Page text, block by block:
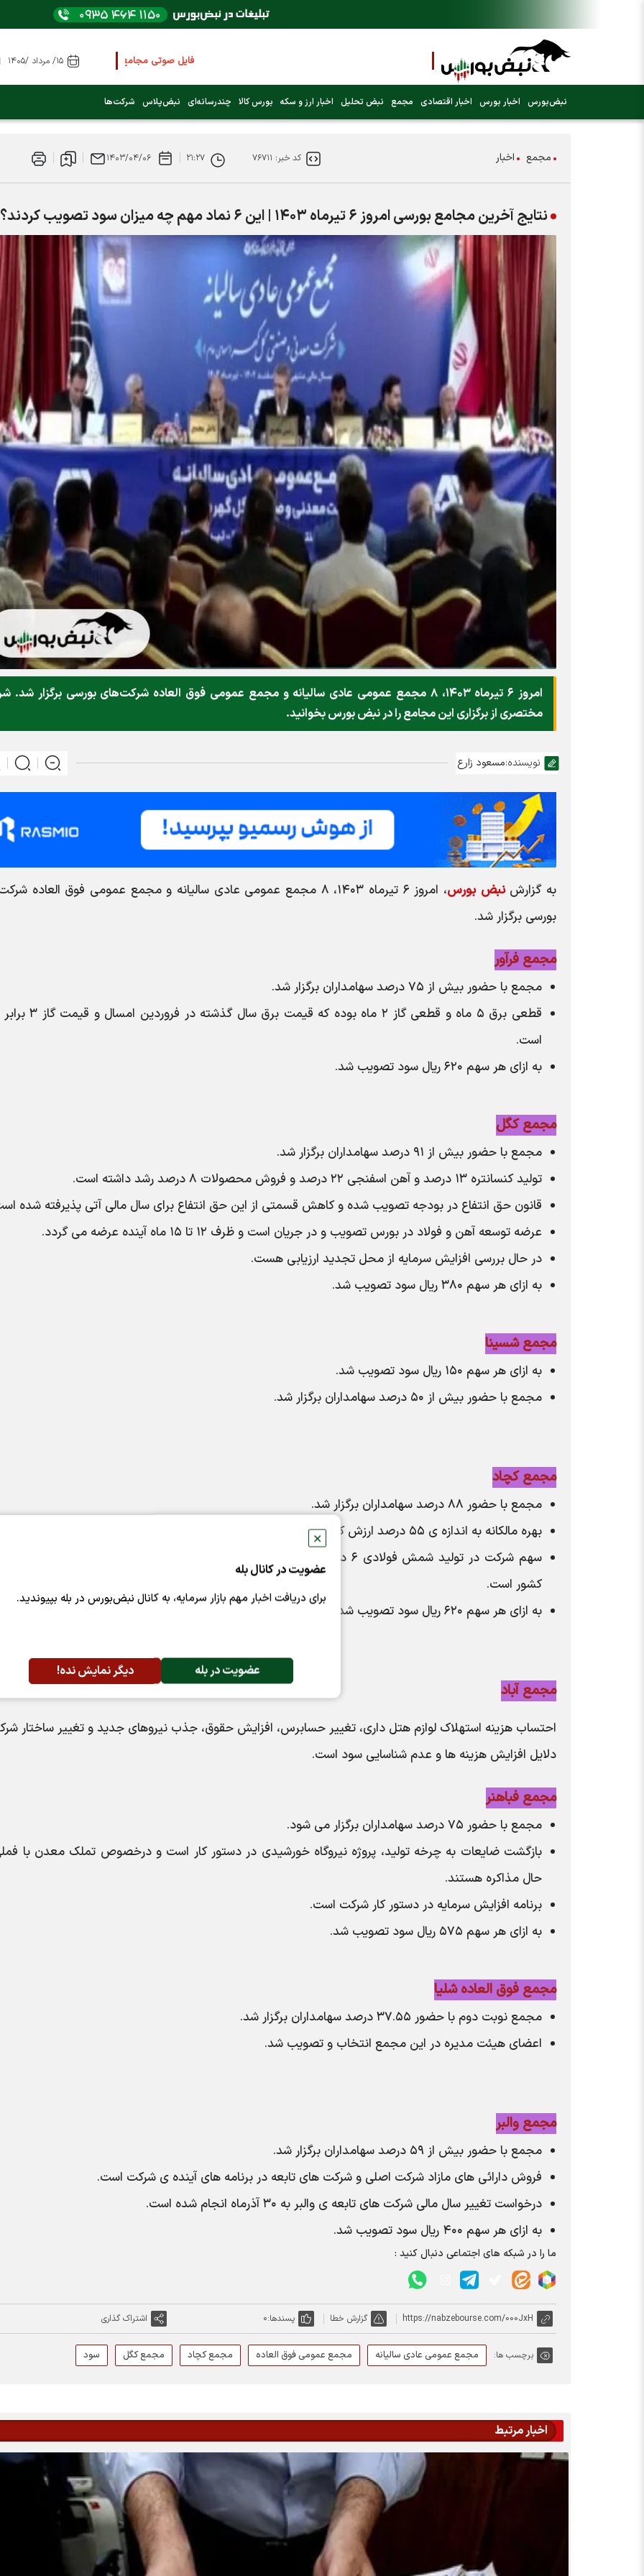
فایل صوتی مجامع و کنفرانس ها را از اینجا گوش کنید
عرضه اولیه بعدی کدام نماد است؟ (کلیک کنید) نبض‌بورس اخبار بورس اخبار اقتصادی مجمع نبض تحلیل اخبار ارز و سکه بورس کالا چندرسانه‌ای نبض‌پلاس شرکت‌ها
✕
عضویت در کانال بله
برای دریافت اخبار مهم بازار سرمایه، به کانال نبض‌بورس در بله بپیوندید.
عضویت در بله دیگر نمایش نده!
مجمع اخبار کد خبر: ۷۶۷۱۱ ۲۱:۲۷ ۱۴۰۳/۰۴/۰۶
نتایج آخرین مجامع بورسی امروز ۶ تیرماه ۱۴۰۳ | این ۶ نماد مهم چه میزان سود تصویب کردند؟
امروز ۶ تیرماه ۱۴۰۳، ۸ مجمع عمومی عادی سالیانه و مجمع عمومی فوق العاده شرکت‌های بورسی برگزار شد.
مختصری از برگزاری این مجامع را در نبض بورس بخوانید.
نویسنده:مسعود زارع
به گزارش نبض بورس
، امروز ۶ تیرماه ۱۴۰۳، ۸ مجمع عمومی عادی سالیانه و مجمع عمومی فوق العاده
بورسی برگزار شد.
مجمع فرآور
مجمع با حضور بیش از ۷۵ درصد سهامداران برگزار شد.
قطعی برق ۵ ماه و قطعی گاز ۲ ماه بوده که قیمت برق
است.
به ازای هر سهم ۶۲۰ ریال سود تصویب شد.
مجمع کگل
مجمع با حضور بیش از ۹۱ درصد سهامداران برگزار شد.
تولید کنسانتره ۱۳ درصد و آهن اسفنجی ۲۲ درصد و فروش محصولات ۸ درصد رشد داشته است.
قانون حق انتفاع در بودجه تصویب شده و کاهش قسمتی از این حق انتفاع برای سال مالی آتی پذیرفته شده
عرضه توسعه آهن و فولاد در بورس تصویب و در جریان است و ظرف ۱۲ تا ۱۵ ماه آینده عرضه می گردد.
در حال بررسی افزایش سرمایه از محل تجدید ارزیابی هست.
به ازای هر سهم ۳۸۰ ریال سود تصویب شد.
مجمع شسینا
به ازای هر سهم ۱۵۰ ریال سود تصویب شد.
مجمع با حضور بیش از ۵۰ درصد سهامداران برگزار شد.
مجمع کچاد
مجمع با حضور ۸۸ درصد سهامداران برگزار شد.
بهره مالکانه به اندازه ی ۵۵ درصد ارزش کانسنگ در قانون بودجه است که قیمت کانسنگ اعلام نشده است.
سهم شرکت در تولید شمش فولادی ۶ درصد، آهن اسفنجی
کشور است.
به ازای هر سهم ۶۲۰ ریال سود تصویب شد.
مجمع آباد
احتساب هزینه استهلاک لوازم هتل داری، تغییر حسابرس، افزایش حقوق، جذب نیروهای جدید و تغییر ساختار
دلایل افزایش هزینه ها و عدم شناسایی سود است.
مجمع فباهنر
مجمع با حضور ۷۵ درصد سهامداران برگزار می شود.
بازگشت ضایعات به چرخه تولید، پروژه نیروگاه خورشیدی در دستور کار است و درخصوص تملک معدن با
حال مذاکره هستند.
برنامه افزایش سرمایه در دستور کار شرکت است.
به ازای هر سهم ۵۷۵ ریال سود تصویب شد.
مجمع فوق العاده شلیا
مجمع نوبت دوم با حضور ۳۷.۵۵ درصد سهامداران برگزار شد.
اعضای هیئت مدیره در این مجمع انتخاب و تصویب شد.
مجمع والبر
مجمع با حضور بیش از ۵۹ درصد سهامداران برگزار شد.
فروش دارائی های مازاد شرکت اصلی و شرکت های تابعه در برنامه های آینده ی شرکت است.
درخواست تغییر سال مالی شرکت های تابعه ی والبر به ۳۰ آذرماه انجام شده است.
به ازای هر سهم ۴۰۰ ریال سود تصویب شد.
ما را در شبکه های اجتماعی دنبال کنید :
https://nabzebourse.com/000JxH گزارش خطا پسندها:0 اشتراک گذاری
برچسب ها: مجمع عمومی عادی سالیانه مجمع عمومی فوق العاده مجمع کچاد مجمع کگل سود
اخبار مرتبط